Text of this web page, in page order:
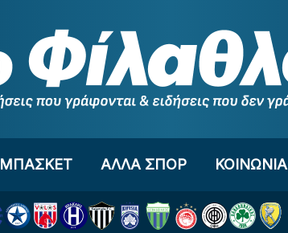
ΜΠΑΣΚΕΤ ΑΛΛΑ ΣΠΟΡ ΚΟΙΝΩΝΙΑ